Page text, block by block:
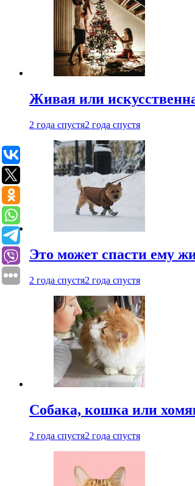
Живая или
2 года спустя2 года спустя
Это может спасти ему
2 года спустя2 года спустя
Собака, кошка или
2 года спустя2 года спустя